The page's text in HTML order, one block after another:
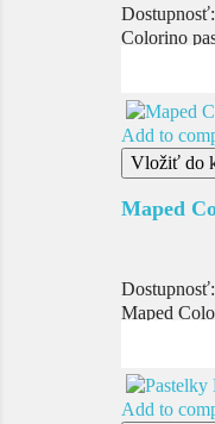
Dostupnosť:
Colorino
Add to
Vložiť do
Maped
Dostupnosť:
Maped
Add to